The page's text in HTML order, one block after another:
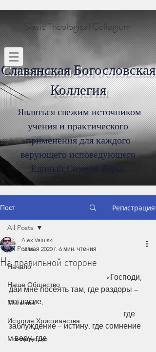
Slavic Theological Collegium
Славянская Богословская
Коллегия
Являться свежим источником
учения и практического
применения для каждого
верующего исповедующего
Единый Символ Веры
Пост Регистрация
All Posts
Начало
Наше Общество
Молитва
История Христианства
Монашество
All Posts
На правильной стороне
Alex Valuiski
12 мая 2020 г. 6 мин. чтения
дай мне посеять там, где раздоры –
согласие,
заблуждение – истину, где сомнение
– веру, где